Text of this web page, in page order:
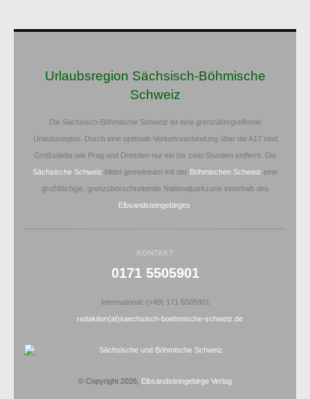
Urlaubsregion Sächsisch-Böhmische
Schweiz
Die Sächsisch-Böhmische Schweiz ist eine grenzübergreifende
Urlaubsregion. Durch eine optimale Verkehrsanbindung über die A17 sind
Großstädte wie Prag und Dresden nur ein bis zwei Stunden entfernt. Die
Sächsische Schweiz bildet gemeinsam mit der Böhmischen Schweiz eine
großflächige, grenzüberschreitende Nationalparkzone innerhalb des
Elbsandsteingebirges
KONTAKT
0171 5505901
International: (+49) 171 5505901
redaktion(at)saechsisch-boehmische-schweiz.de
© Copyright 2026, Elbsandsteingebirge Verlag